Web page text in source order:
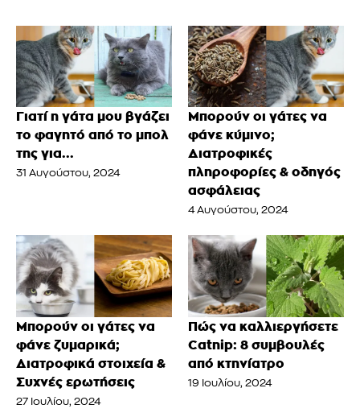
Γιατί η γάτα μου βγάζει
το φαγητό από το μπολ
της για...
31 Αυγούστου, 2024
Μπορούν οι γάτες να
φάνε κύμινο;
Διατροφικές
πληροφορίες & οδηγός
ασφάλειας
4 Αυγούστου, 2024
Μπορούν οι γάτες να
φάνε ζυμαρικά;
Διατροφικά στοιχεία &
Συχνές ερωτήσεις
27 Ιουλίου, 2024
Πώς να καλλιεργήσετε
Catnip: 8 συμβουλές
από κτηνίατρο
19 Ιουλίου, 2024